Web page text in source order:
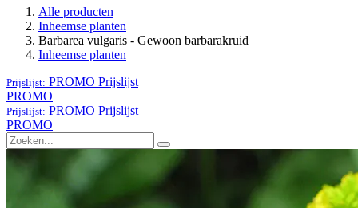
Alle producten
Inheemse planten
Barbarea vulgaris - Gewoon barbarakruid
Inheemse planten
Prijslijst: PROMO Prijslijst
PROMO
Prijslijst: PROMO Prijslijst
PROMO